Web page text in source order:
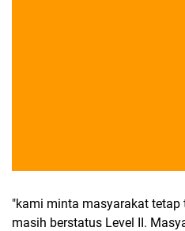
"kami minta masyarakat tetap
masih berstatus Level II.